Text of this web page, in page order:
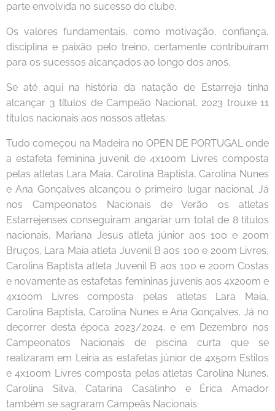
parte envolvida no sucesso do clube.
Os valores fundamentais, como motivação, confiança,
disciplina e paixão pelo treino, certamente contribuíram
para os sucessos alcançados ao longo dos anos.
Se até aqui na história da natação de Estarreja tinha
alcançar 3 títulos de Campeão Nacional, 2023 trouxe 11
títulos nacionais aos nossos atletas.
Tudo começou na Madeira no OPEN DE PORTUGAL onde
a estafeta feminina juvenil de 4x100m Livres composta
pelas atletas Lara Maia, Carolina Baptista, Carolina Nunes
e Ana Gonçalves alcançou o primeiro lugar nacional. Já
nos Campeonatos Nacionais de Verão os atletas
Estarrejenses conseguiram angariar um total de 8 títulos
nacionais, Mariana Jesus atleta júnior aos 100 e 200m
Bruços, Lara Maia atleta Juvenil B aos 100 e 200m Livres,
Carolina Baptista atleta Juvenil B aos 100 e 200m Costas
e novamente as estafetas femininas juvenis aos 4x200m e
4x100m Livres composta pelas atletas Lara Maia,
Carolina Baptista, Carolina Nunes e Ana Gonçalves. Já no
decorrer desta época 2023/2024, e em Dezembro nos
Campeonatos Nacionais de piscina curta que se
realizaram em Leiria as estafetas júnior de 4x50m Estilos
e 4x100m Livres composta pelas atletas Carolina Nunes,
Carolina Silva, Catarina Casalinho e Érica Amador
também se sagraram Campeãs Nacionais.